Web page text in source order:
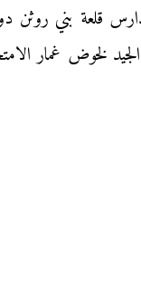
لخوض غمار